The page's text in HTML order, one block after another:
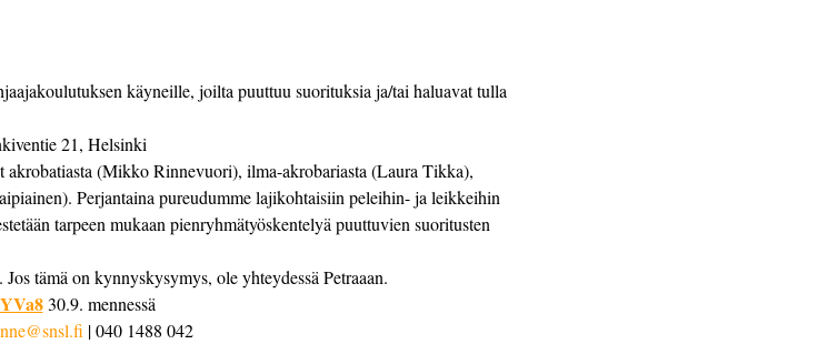
käyneille, joilta puuttuu suorituksia ja/tai haluavat tulla
21, Helsinki
(Mikko Rinnevuori), ilma-akrobariasta (Laura Tikka),
Perjantaina pureudumme lajikohtaisiin peleihin- ja leikkeihin
tarpeen mukaan pienryhmätyöskentelyä puuttuvien suoritusten
tämä on kynnyskysymys, ole yhteydessä Petraaan.
30.9. mennessä
| 040 1488 042